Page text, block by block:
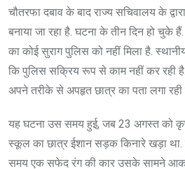
चौतरफा दबाव के बाद राज्य सचिवालय के
बनाया जा रहा है. घटना के तीन दिन हो चुके
का कोई सुराग पुलिस को नहीं मिला है.
कि पुलिस सक्रिय रूप से काम नहीं कर रही
अपने तरीके से अपहृत छात्र का पता लगा रही
यह घटना उस समय हुई, जब 23 अगस्त को
स्कूल का छात्र ईशान सड़क किनारे खड़ा था.
समय एक सफेद रंग की कार उसके सामने